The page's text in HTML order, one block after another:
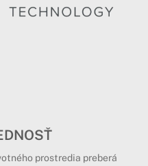
prostredia preberá